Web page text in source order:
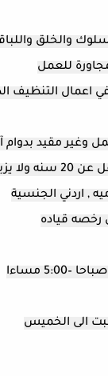
والخلق
للعمل
اعمال التنظيف
وغير مقيد بدوام
عن 32 سنه
, اردني الجنسية
رخصه قياده
الى الخميس